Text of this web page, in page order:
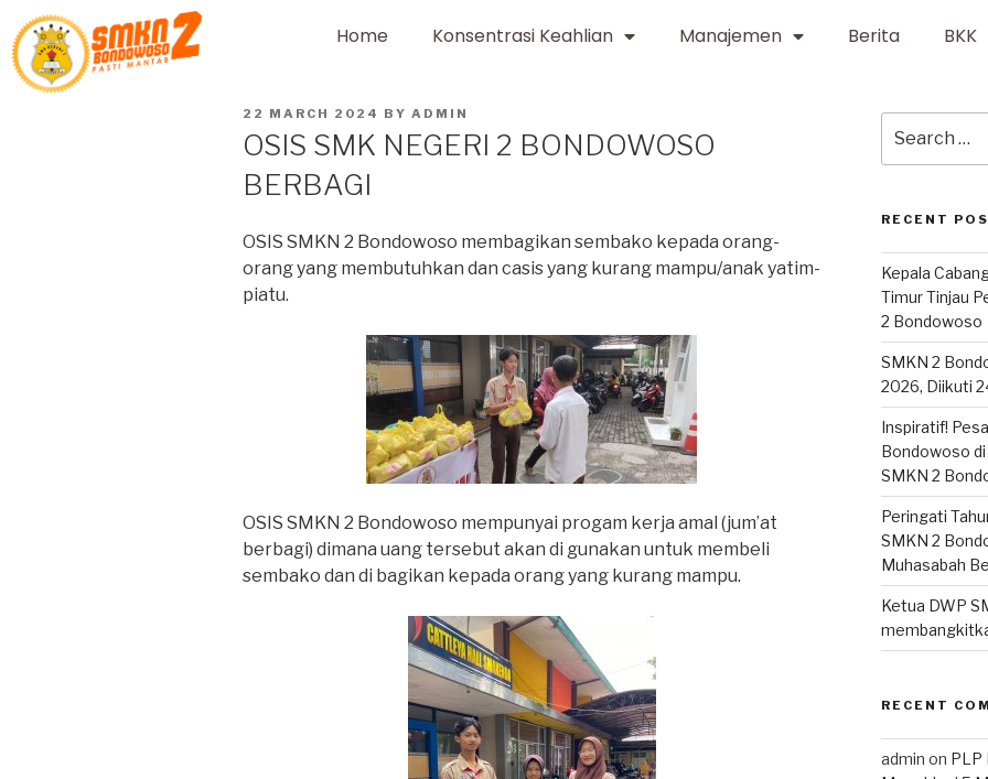
Home Konsentrasi Keahlian Manajemen Berita BKK
22 MARCH 2024 BY ADMIN
OSIS SMK NEGERI 2 BONDOWOSO
BERBAGI
OSIS SMKN 2 Bondowoso membagikan sembako kepada orang-
orang yang membutuhkan dan casis yang kurang mampu/anak yatim-
piatu.
OSIS SMKN 2 Bondowoso mempunyai progam kerja amal (jum’at
berbagi) dimana uang tersebut akan di gunakan untuk membeli
sembako dan di bagikan kepada orang yang kurang mampu.
RECENT
Kepala
Timur Tinjau
2 Bondowoso
SMKN 2
2026, Diikuti
Inspiratif!
Bondowoso
SMKN 2
Peringati
SMKN 2
Muhasabah
Ketua DWP
RECENT
admin on PLP